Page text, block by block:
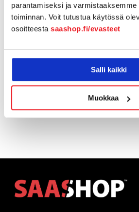
parantamiseksi ja
toiminnan. Voit tutustua käytössä
osoitteesta saashop.fi/evasteet
Salli kaikki
Muokkaa
Tiimi tutuksi
Tukiartikkelit
Webinaaritallenteet